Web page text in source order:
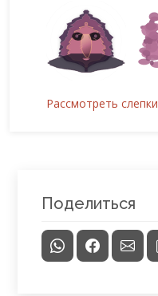
Рассмотреть слепки
Поделиться